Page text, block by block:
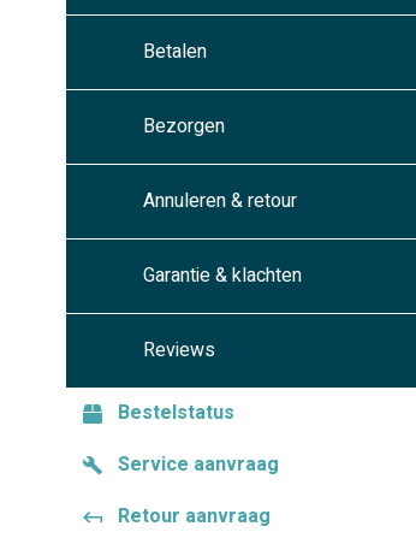
Betalen
Bezorgen
Annuleren & retour
Garantie & klachten
Reviews
Bestelstatus
Service aanvraag
Retour aanvraag